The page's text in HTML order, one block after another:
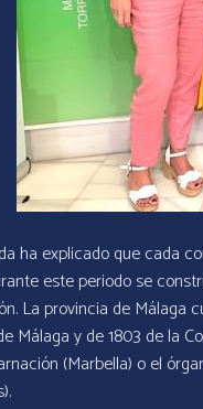
ha explicado que cada
este periodo se
La provincia de Málaga
Málaga y de 1803 de la
(Marbella) o el